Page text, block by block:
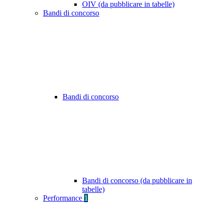
OIV (da pubblicare in tabelle)
Bandi di concorso
Bandi di concorso
Bandi di concorso (da pubblicare in
tabelle)
Performance 1